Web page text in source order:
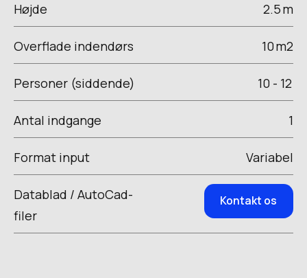
Højde 2.5m
Overflade indendørs 10m2
Personer (siddende) 10 - 12
Antal indgange 1
Format input Variabel
Datablad / AutoCad-
filer
Kontakt os